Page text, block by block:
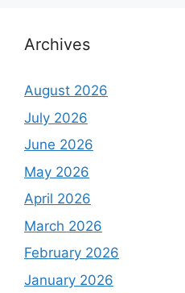
Archives
August 2026
July 2026
June 2026
May 2026
April 2026
March 2026
February 2026
January 2026